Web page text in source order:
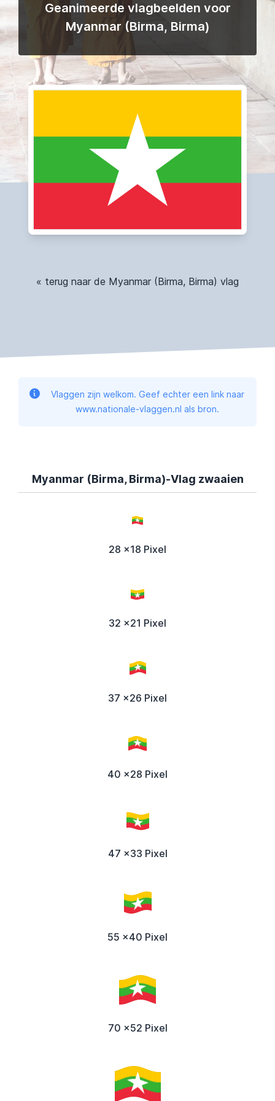
Geanimeerde vlagbeelden voor
Myanmar (Birma, Birma)
« terug naar de Myanmar (Birma, Birma) vlag
Vlaggen zijn welkom. Geef echter een link naar
www.nationale-vlaggen.nl als bron.
Myanmar (Birma, Birma)-Vlag zwaaien
28 x18 Pixel
32 x21 Pixel
37 x26 Pixel
40 x28 Pixel
47 x33 Pixel
55 x40 Pixel
70 x52 Pixel